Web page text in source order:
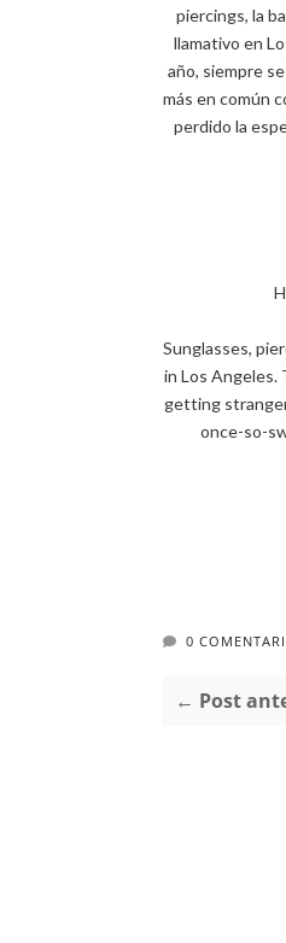
piercings, la
llamativo en
año, siempre
más en común
perdido la
Sunglasses,
in Los Angeles.
getting
once-so-
0
← Post